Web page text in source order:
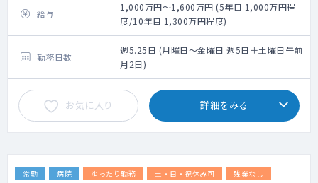
給与
1,000万円～1,600万円 (5年目 1,000万円程
度/10年目 1,300万円程度)
勤務日数
週5.25日 (月曜日～金曜日 週5日＋土曜日午前
月2日)
お気に入り 詳細をみる
常勤 病院 ゆったり勤務 土・日・祝休み可
残業なし